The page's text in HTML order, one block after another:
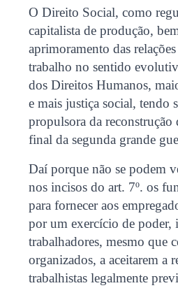
O Direito Social, como
capitalista de produção,
aprimoramento das
trabalho no sentido
dos Direitos Humanos,
e mais justiça social, tendo
propulsora da reconstrução
final da segunda grande
Daí porque não se podem
nos incisos do art. 7º. os
para fornecer aos
por um exercício de poder,
trabalhadores, mesmo que
organizados, a aceitarem a
trabalhistas legalmente